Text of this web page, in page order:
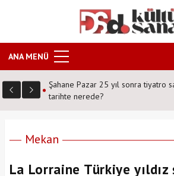
ANA MENÜ
DS
Şahane Pazar 25 yıl sonra tiyatro
tarihte nerede?
Mekan
La Lorraine Türkiye